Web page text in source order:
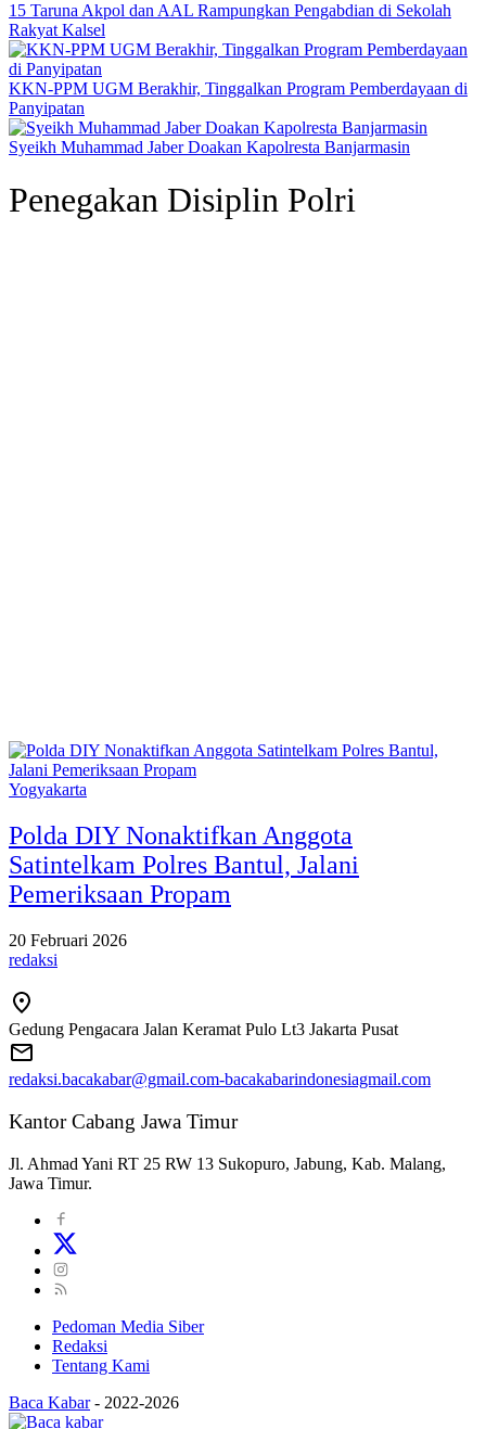
15 Taruna Akpol dan AAL Rampungkan Pengabdian di Sekolah
Rakyat Kalsel
KKN-PPM UGM Berakhir, Tinggalkan Program Pemberdayaan di
Panyipatan
Syeikh Muhammad Jaber Doakan Kapolresta Banjarmasin
Penegakan Disiplin Polri
Yogyakarta
Polda DIY Nonaktifkan Anggota
Satintelkam Polres Bantul, Jalani
Pemeriksaan Propam
20 Februari 2026
redaksi
Gedung Pengacara Jalan Keramat Pulo Lt3 Jakarta Pusat
redaksi.bacakabar@gmail.com-bacakabarindonesiagmail.com
Kantor Cabang Jawa Timur
Jl. Ahmad Yani RT 25 RW 13 Sukopuro, Jabung, Kab. Malang,
Jawa Timur.
Pedoman Media Siber
Redaksi
Tentang Kami
Baca Kabar - 2022-2026